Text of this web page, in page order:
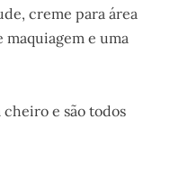
creme para área
maquiagem e uma
e são todos